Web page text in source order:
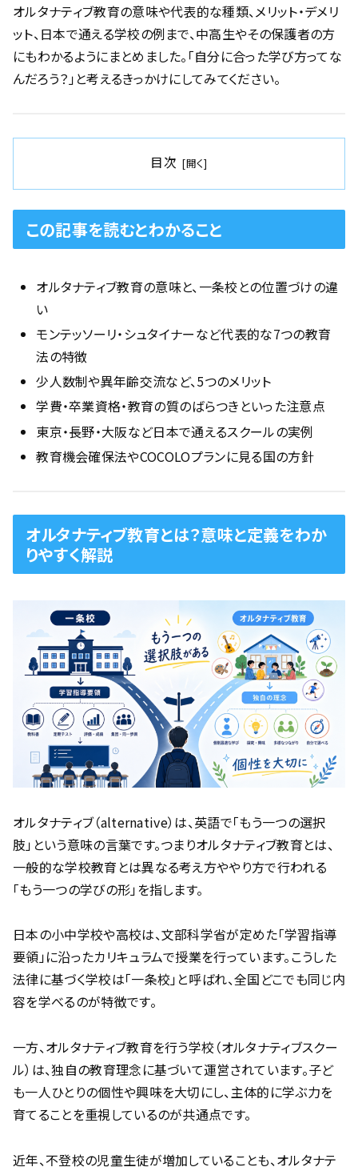
オルタナティブ教育の意味や代表的な種類、メリット・デメリ
ット、日本で通える学校の例まで、中高生やその保護者の方
にもわかるようにまとめました。「自分に合った学び方ってな
んだろう？」と考えるきっかけにしてみてください。
目次
この記事を読むとわかること
オルタナティブ教育の意味と、一条校との位置づけの違
い
モンテッソーリ・シュタイナーなど代表的な7つの教育
法の特徴
少人数制や異年齢交流など、5つのメリット
学費・卒業資格・教育の質のばらつきといった注意点
東京・長野・大阪など日本で通えるスクールの実例
教育機会確保法やCOCOLOプランに見る国の方針
オルタナティブ教育とは？意味と定義をわか
りやすく解説
オルタナティブ（alternative）は、英語で「もう一つの選択
肢」という意味の言葉です。つまりオルタナティブ教育とは、
一般的な学校教育とは異なる考え方ややり方で行われる
「もう一つの学びの形」を指します。
日本の小中学校や高校は、文部科学省が定めた「学習指導
要領」に沿ったカリキュラムで授業を行っています。こうした
法律に基づく学校は「一条校」と呼ばれ、全国どこでも同じ内
容を学べるのが特徴です。
一方、オルタナティブ教育を行う学校（オルタナティブスクー
ル）は、独自の教育理念に基づいて運営されています。子ど
も一人ひとりの個性や興味を大切にし、主体的に学ぶ力を
育てることを重視しているのが共通点です。
近年、不登校の児童生徒が増加していることも、オルタナテ